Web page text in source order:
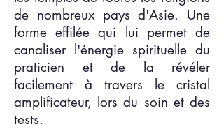
de nombreux pays d'Asie. Une
forme effilée qui lui permet de
canaliser l'énergie spirituelle du
praticien et de la révéler
facilement à travers le cristal
amplificateur, lors du soin et des
tests.